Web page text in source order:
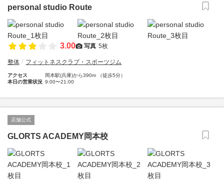
personal studio Route
3.00 写真 5枚
整体 フィットネスクラブ・スポーツジム
アクセス
岡本駅(兵庫)から390m （徒歩5分）
本日の営業状況 9:00〜21:00
店舗公式
GLORTS ACADEMY岡本校